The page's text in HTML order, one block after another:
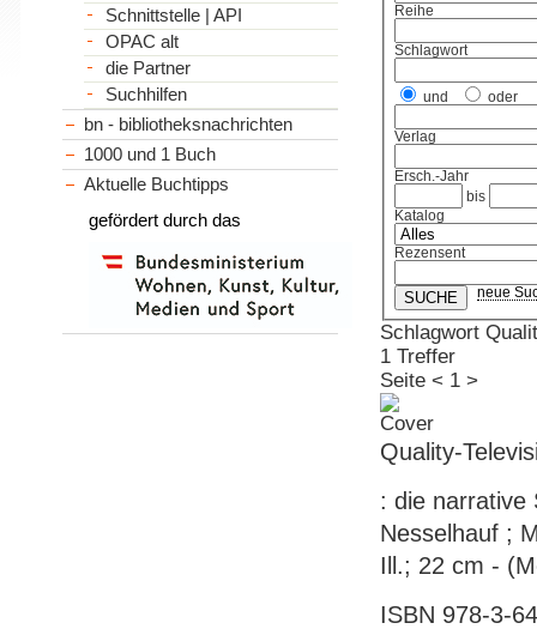
Reihe
Schlagwort
und oder
Verlag
Ersch.-Jahr
bis
Katalog
Rezensent
neue
Schlagwort
1 Treffer
Seite < 1 >
Quality-
: die narrative
Nesselhauf ;
Ill.; 22 cm -
ISBN 978-3-
Schnittstelle | API
OPAC alt
die Partner
Suchhilfen
bn - bibliotheksnachrichten
1000 und 1 Buch
Aktuelle Buchtipps
gefördert durch das